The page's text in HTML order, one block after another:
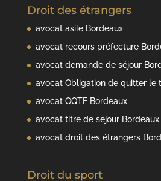
Droit des étrangers
avocat asile Bordeaux
avocat recours préfecture
avocat demande de séjour
avocat Obligation de quitter le
avocat OQTF Bordeaux
avocat titre de séjour Bordeaux
avocat droit des étrangers
Droit du sport